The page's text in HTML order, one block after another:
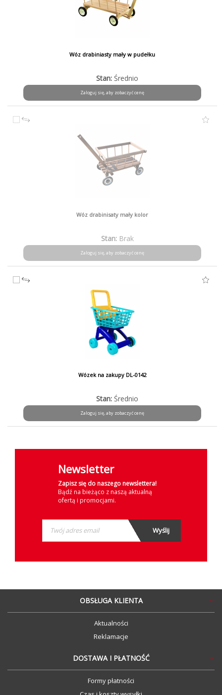
Wóz drabiniasty mały w pudełku
Stan: Średnio
Zaloguj się, aby zobaczyć cenę
Wóz drabinisaty mały kolor
Stan: Brak
Zaloguj się, aby zobaczyć cenę
Wózek na zakupy DL-0142
Stan: Średnio
Zaloguj się, aby zobaczyć cenę
Newsletter
Zapisz się do naszego newslettera!
Bądź na bieżąco z naszą aktualną
ofertą i promocjami.
OBSŁUGA KLIENTA
Aktualności
Reklamacje
DOSTAWA I PŁATNOŚĆ
Formy płatności